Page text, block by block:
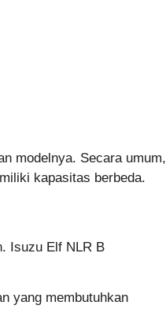
modelnya. Secara umum,
kapasitas berbeda.
Isuzu Elf NLR B
yang membutuhkan